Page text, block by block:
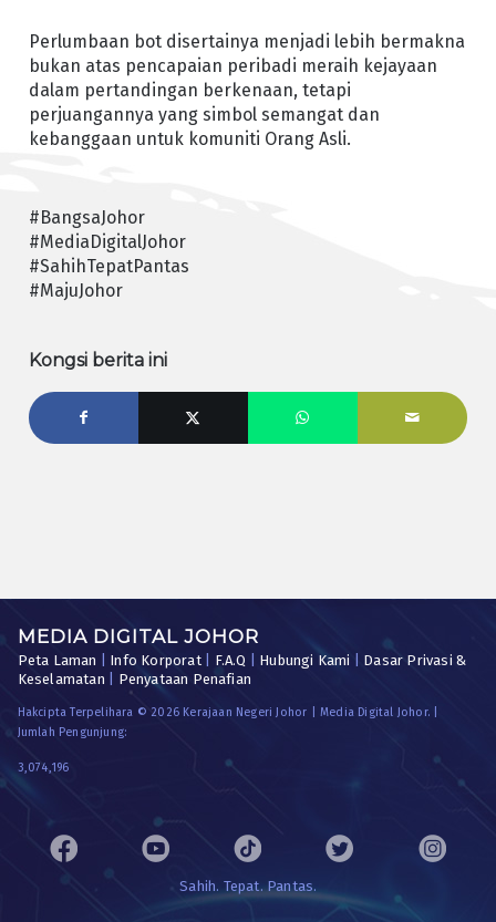
Perlumbaan bot disertainya menjadi lebih bermakna
bukan atas pencapaian peribadi meraih kejayaan
dalam pertandingan berkenaan, tetapi
perjuangannya yang simbol semangat dan
kebanggaan untuk komuniti Orang Asli.
#BangsaJohor
#MediaDigitalJohor
#SahihTepatPantas
#MajuJohor
Kongsi berita ini
MEDIA DIGITAL JOHOR
Peta Laman Info Korporat| F.A.Q Hubungi Kami
Dasar Privasi &
Keselamatan
Penyataan Penafian
Hakcipta Terpelihara © 2026 Kerajaan Negeri Johor | Media Digital Johor. |
Jumlah Pengunjung:
3,074,196
Sahih. Tepat. Pantas.